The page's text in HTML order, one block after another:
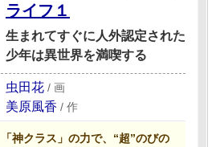
ライフ１
生まれてすぐに人外認定された
少年は異世界を満喫する
虫田花 / 画
美原風香 / 作
「神クラス」の力で、“超”のびの